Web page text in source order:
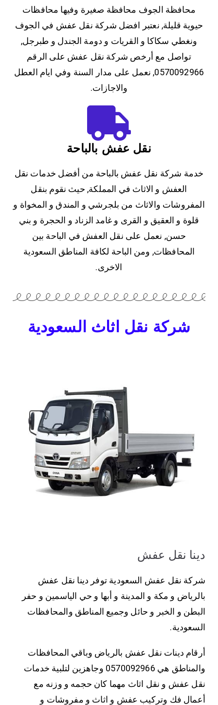
محافظة الجوف محافظة صغيرة وفيها محافظات
حيوية قليلة, نعتبر افضل شركة نقل عفش في الجوف
ونغطي سكاكا و القريات و دومة الجندل و طبرجل,
تواصل مع أرخص شركة نقل عفش على الرقم
0570092966, نعمل على مدار السنة وفي ايام العطل
والاجازات.
نقل عفش بالباحة
خدمة شركة نقل عفش بالباحة من أفضل خدمات نقل
العفش و الاثاث في المملكة, حيث نقوم بنقل
المفروشات والاثاث من بلجرشي و المندق و المخواة و
قلوة و العقيق و القرى و غامد الزناد و الحجرة و بني
حسن, نعمل على نقل العفش في الباحة بين
المحافظات, ومن الباحة لكافة المناطق السعودية
الاخرى.
شركة نقل اثاث السعودية
دينا نقل عفش
شركة نقل عفش السعودية توفر دينا نقل عفش
بالرياض و مكة و المدينة و أبها و حي الياسمين و حفر
البطن و الخبر و حائل وجميع المناطق والمحافظات
السعودية.
أرقام دينات نقل عفش بالرياض وباقي المحافظات
والمناطق هي 0570092966 وجاهزين لتلبية خدمات
نقل عفش و نقل اثاث مهما كان حجمه و وزنه مع
أعمال فك وتركيب عفش و اثاث و مفروشات و